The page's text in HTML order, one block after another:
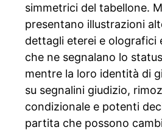
simmetrici del tabellone.
presentano illustrazioni
dettagli eterei e olografici
che ne segnalano lo
mentre la loro identità di
su segnalini giudizio,
condizionale e potenti
partita che possono